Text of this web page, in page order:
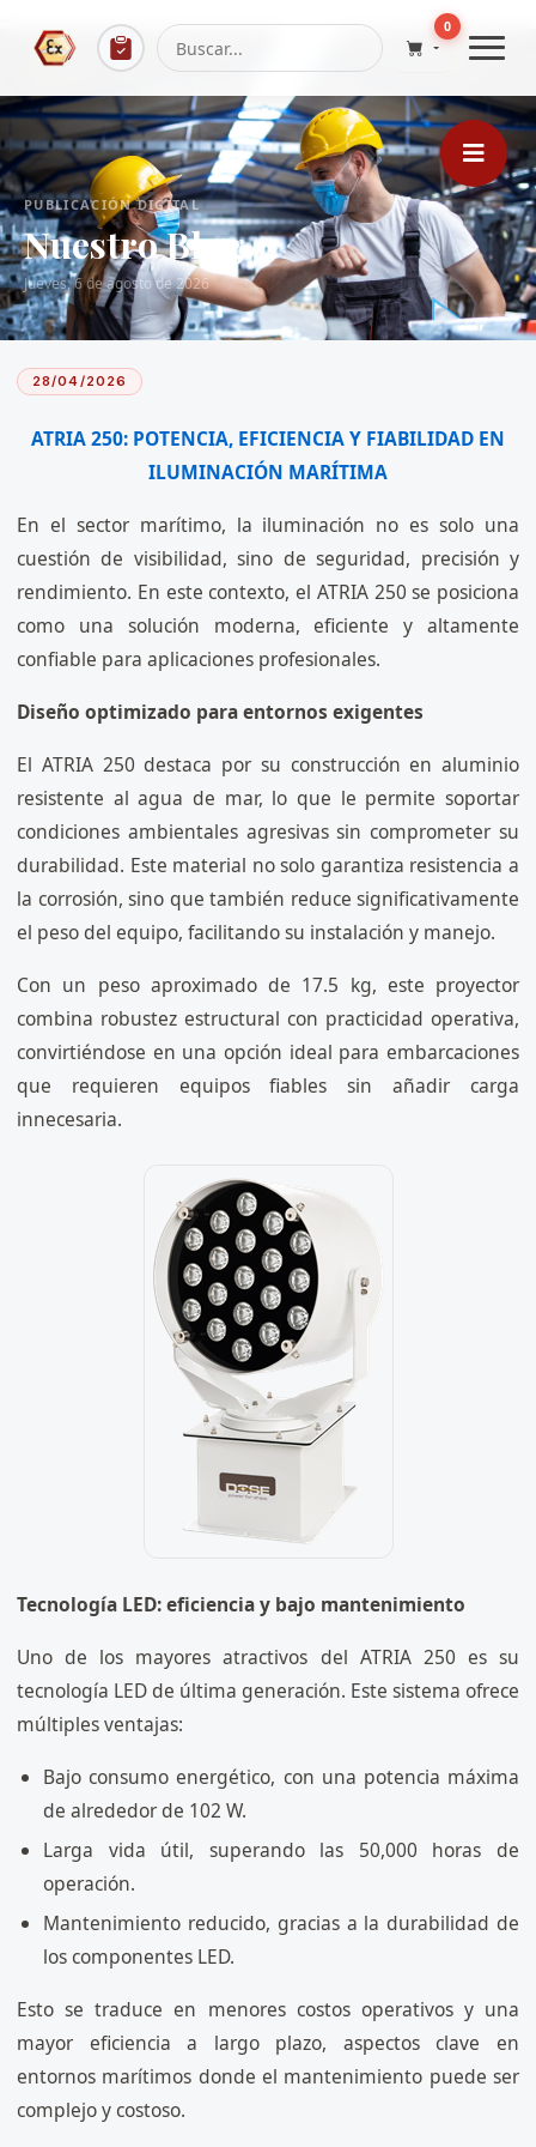
0
PUBLICACIÓN DIGITAL
Nuestro Blog
Jueves, 6 de agosto de 2026
28/04/2026
ATRIA 250: POTENCIA, EFICIENCIA Y FIABILIDAD EN
ILUMINACIÓN MARÍTIMA
En el sector marítimo, la iluminación no es solo una
cuestión de visibilidad, sino de seguridad, precisión y
rendimiento. En este contexto, el ATRIA 250 se posiciona
como una solución moderna, eficiente y altamente
confiable para aplicaciones profesionales.
Diseño optimizado para entornos exigentes
El ATRIA 250 destaca por su construcción en aluminio
resistente al agua de mar, lo que le permite soportar
condiciones ambientales agresivas sin comprometer su
durabilidad. Este material no solo garantiza resistencia a
la corrosión, sino que también reduce significativamente
el peso del equipo, facilitando su instalación y manejo.
Con un peso aproximado de 17.5 kg, este proyector
combina robustez estructural con practicidad operativa,
convirtiéndose en una opción ideal para embarcaciones
que requieren equipos fiables sin añadir carga
innecesaria.
Tecnología LED: eficiencia y bajo mantenimiento
Uno de los mayores atractivos del ATRIA 250 es su
tecnología LED de última generación. Este sistema ofrece
múltiples ventajas:
Bajo consumo energético, con una potencia máxima
de alrededor de 102 W.
Larga vida útil, superando las 50,000 horas de
operación.
Mantenimiento reducido, gracias a la durabilidad de
los componentes LED.
Esto se traduce en menores costos operativos y una
mayor eficiencia a largo plazo, aspectos clave en
entornos marítimos donde el mantenimiento puede ser
complejo y costoso.